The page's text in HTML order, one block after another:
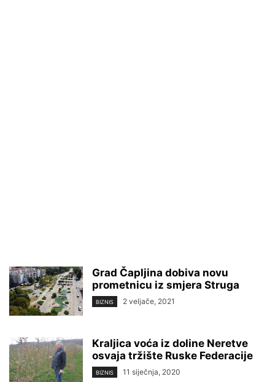
Grad Čapljina dobiva novu
prometnicu iz smjera Struga
BIZNIS 2 veljače, 2021
Kraljica voća iz doline Neretve
osvaja tržište Ruske Federacije
BIZNIS 11 siječnja, 2020